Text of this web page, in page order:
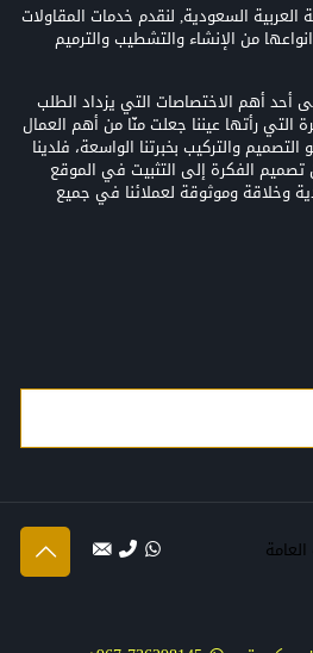
السعودية, لنقدم خدمات المقاولات
من الإنشاء والتشطيب والترميم
أحد أهم الاختصاصات التي يزداد الطلب
التي رأتها عيننا جعلت منّا من أهم العمال
والتركيب بخبرتنا الواسعة، فلدينا
الفكرة إلى التثبيت في الموقع
وخلاقة وموثوقة لعملائنا في جميع